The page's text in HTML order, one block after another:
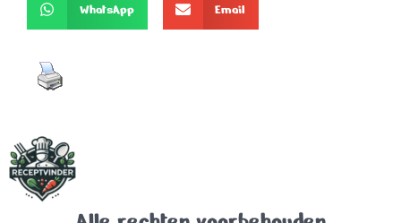
WhatsApp Email